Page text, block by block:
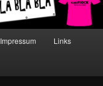
Impressum Links